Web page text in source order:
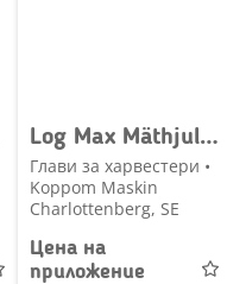
Log Max Mäthjulsarm till Log Max 4000T
Глави за харвестери •
Koppom Maskin
Charlottenberg, SE
Цена на
приложение